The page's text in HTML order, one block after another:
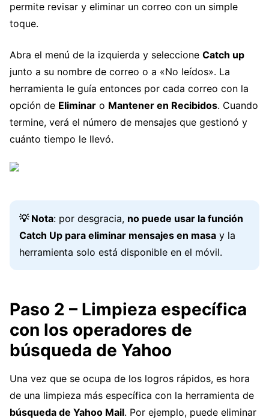
permite revisar y eliminar un correo con un simple
toque.
Abra el menú de la izquierda y seleccione Catch up
junto a su nombre de correo o a «No leídos». La
herramienta le guía entonces por cada correo con la
opción de Eliminar o Mantener en Recibidos. Cuando
termine, verá el número de mensajes que gestionó y
cuánto tiempo le llevó.
💡 Nota: por desgracia, no puede usar la función
Catch Up para eliminar mensajes en masa y la
herramienta solo está disponible en el móvil.
Paso 2 – Limpieza específica
con los operadores de
búsqueda de Yahoo
Una vez que se ocupa de los logros rápidos, es hora
de una limpieza más específica con la herramienta de
búsqueda de Yahoo Mail. Por ejemplo, puede eliminar